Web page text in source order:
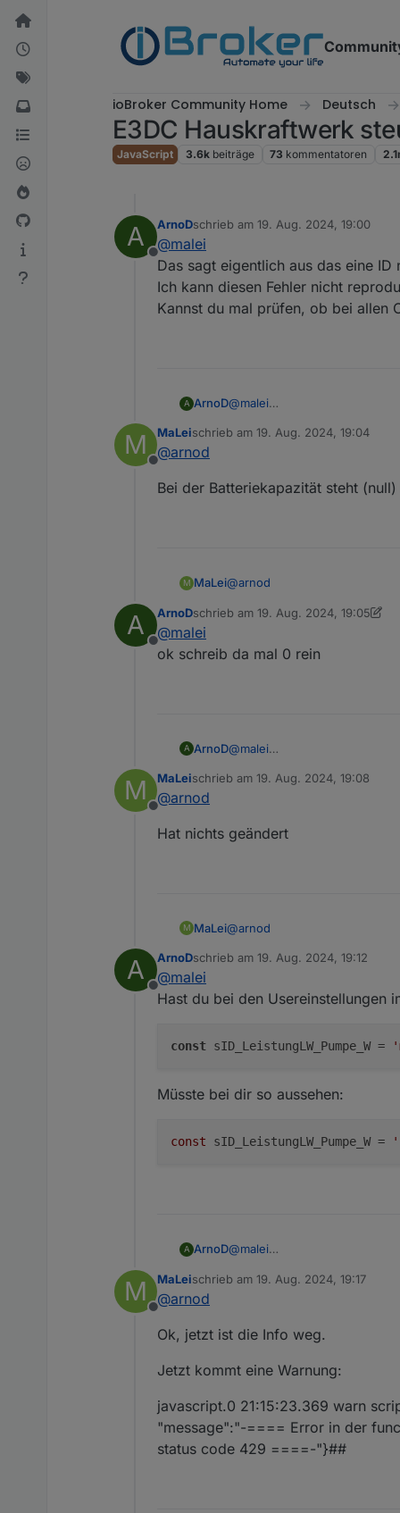
Weiter zum Inhalt
ioBroker Community Home Deutsch
E3DC Hauskraftwerk
JavaScript 3.6k beiträge 73 kommentatoren
A
Offline
ArnoDschrieb am 19. Aug. 2024, 19:00
zuletzt editiert von
@malei
Das sagt eigentlich aus das eine
Ich kann diesen Fehler nicht
Kannst du mal prüfen, ob bei allen
A ArnoD@malei
Ich kann diesen Fehler nicht
M
Offline
MaLeischrieb am 19. Aug. 2024, 19:04
zuletzt editiert von
@arnod
Bei der Batteriekapazität steht
M MaLei@arnod
Bei der Batteriekapazität steht
A
Offline
ArnoDschrieb am 19. Aug. 2024, 19:05
zuletzt editiert von ArnoD
@malei
ok schreib da mal 0 rein
A ArnoD@malei
M
Offline
MaLeischrieb am 19. Aug. 2024, 19:08
zuletzt editiert von
@arnod
Hat nichts geändert
M MaLei@arnod
Hat nichts geändert
A
Offline
ArnoDschrieb am 19. Aug. 2024, 19:12
zuletzt editiert von
@malei
Hast du bei den Usereinstellungen
const sID_LeistungLW_Pumpe_W =
Müsste bei dir so aussehen:
const sID_LeistungLW_Pumpe_W =
A ArnoD@malei
M
Offline
MaLeischrieb am 19. Aug. 2024, 19:17
zuletzt editiert von
@arnod
Ok, jetzt ist die Info weg.
Jetzt kommt eine Warnung:
javascript.0 21:15:23.369 warn
"message":"-==== Error in der
status code 429 ====-"}##